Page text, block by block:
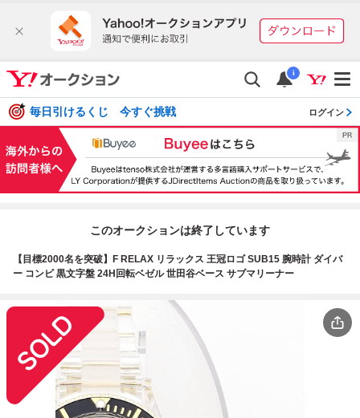
i
毎日引けるくじ 今すぐ挑戦 ログイン
このオークションは終了しています
【目標2000名を突破】F RELAX リラックス 王冠ロゴ SUB15 腕時計 ダイバ
ー コンビ 黒文字盤 24H回転ベゼル 世田谷ベース サブマリーナー